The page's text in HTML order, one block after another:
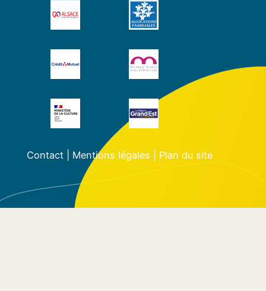
Contact| Mentions légales Plan du site